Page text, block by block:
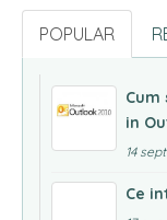
POPULAR
in
14
Ce